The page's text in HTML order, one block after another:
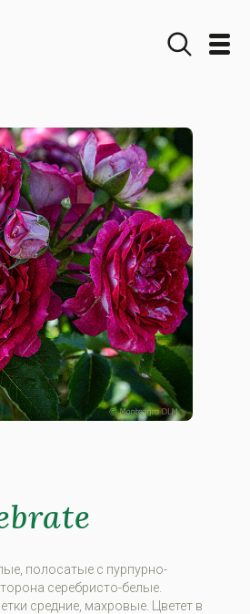
полосатые с пурпурно-
серебристо-белые.
средние, махровые. Цветет в